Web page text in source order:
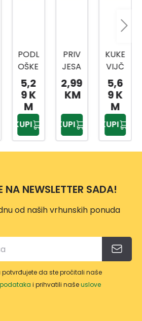
PRIV
JESA
K ZA
KLJU
ČEVE
16M
M
5KO
M
N
2,99
KM
KUPI
KUKE
VIJČ
ANE
SA
REZO
M
80M
M
5,8M
POCI
NE
5,6
9 K
KUPI
PVC
KAPI
CA
ZA
6KT
MATI
CU
M10
CRN
12,1
9 K
M
KUPI
NA NEWSLETTER SADA!
od naših vrhunskih ponuda
da ste pročitali naše
i prihvatili našeuslove